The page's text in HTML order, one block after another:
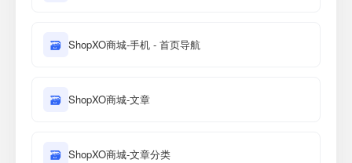
🗃 ShopXO商城-手机 - 首页导航
🗃 ShopXO商城-文章
🗃 ShopXO商城-文章分类